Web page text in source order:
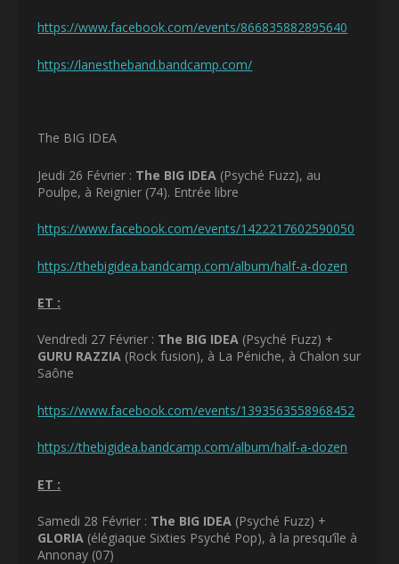
https://www.facebook.com/events/866835882895640
https://lanestheband.bandcamp.com/
The BIG IDEA
Jeudi 26 Février : The BIG IDEA (Psyché Fuzz), au
Poulpe, à Reignier (74). Entrée libre
https://www.facebook.com/events/1422217602590050
https://thebigidea.bandcamp.com/album/half-a-dozen
ET :
Vendredi 27 Février : The BIG IDEA (Psyché Fuzz) +
GURU RAZZIA (Rock fusion), à La Péniche, à Chalon sur
Saône
https://www.facebook.com/events/1393563558968452
https://thebigidea.bandcamp.com/album/half-a-dozen
ET :
Samedi 28 Février : The BIG IDEA (Psyché Fuzz) +
GLORIA (élégiaque Sixties Psyché Pop), à la presqu’île à
Annonay (07)